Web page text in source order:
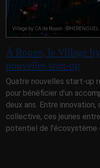
Village by CA de Rouen -
À Rouen, le Village
nouvelles start-up
Quatre nouvelles start-up
pour bénéficier d’un
deux ans. Entre
collective, ces jeunes
potentiel de l’écosystème